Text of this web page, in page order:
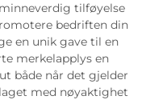
tilføyelse
bedriften din
en unik gave til en
merkelapplys en
både når det gjelder
med nøyaktighet